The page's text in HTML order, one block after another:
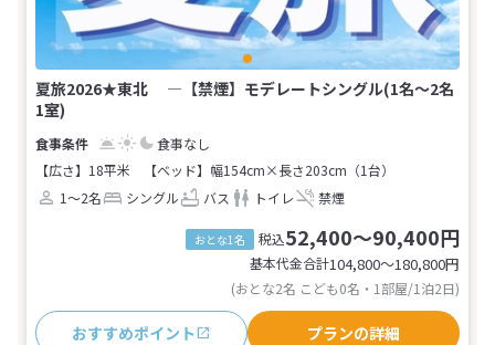
夏旅2026★東北 ―【禁煙】モデレートシングル(1名～2名
1室)
食事なし
【広さ】18平米
【ベッド】幅154cm×長さ203cm（1台）
1～2名
シングル バス トイレ 禁煙
おとな1名 税込52,400～90,400円
基本代金合計104,800〜180,800円
(おとな2名 こども0名・1部屋/1泊2日)
おすすめポイント プランの詳細